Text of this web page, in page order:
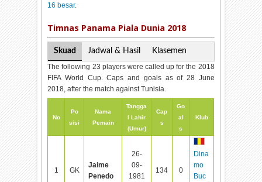
16 besar.
Timnas Panama Piala Dunia 2018
Skuad Jadwal & Hasil
Klasemen
The following 23 players were called up for the 2018
FIFA World Cup. Caps and goals as of 28 June
2018, after the match against Tunisia.
No
Po
sisi
Nama
Pemain
Tangga
l Lahir
(Umur)
Cap
s
Go
al
s
Klub
1 GK
Jaime
Penedo
26-
09-
1981
134 0
Dina
mo
Buc